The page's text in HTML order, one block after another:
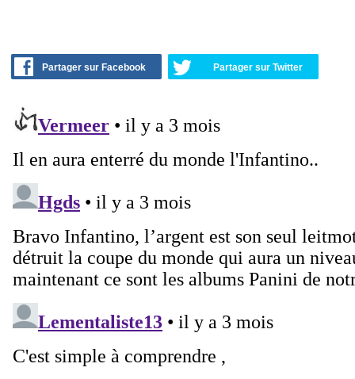
Partager sur Facebook Partager sur Twitter